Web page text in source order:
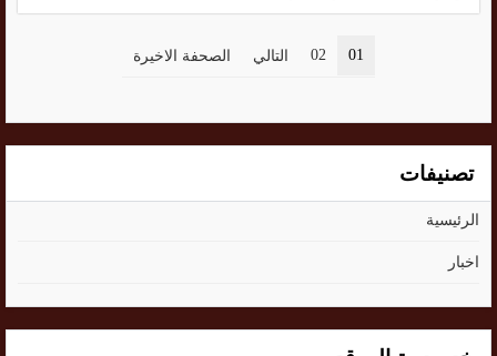
01
02 التالي الصحفة الاخيرة
تصنيفات
الرئيسية
اخبار